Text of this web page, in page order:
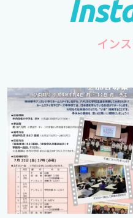
イン
cts.international.friendship
7月 1